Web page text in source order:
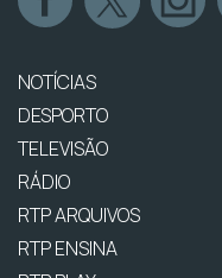
NOTÍCIAS
DESPORTO
TELEVISÃO
RÁDIO
RTP ARQUIVOS
RTP ENSINA